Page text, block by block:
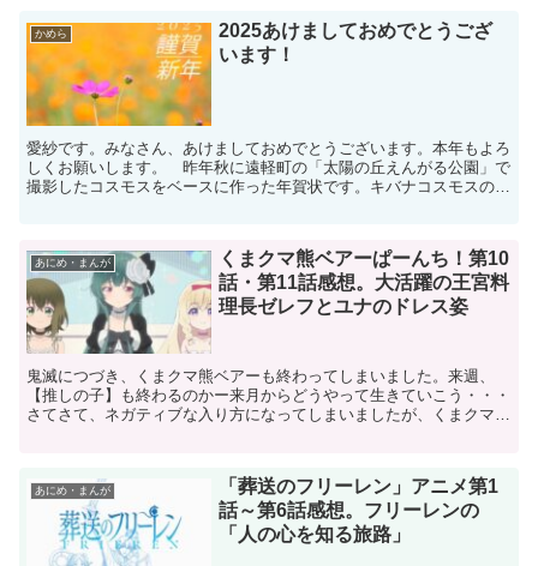
かめら
2025あけましておめでとうござ
います！
愛紗です。みなさん、あけましておめでとうございます。本年もよろ
しくお願いします。 昨年秋に遠軽町の「太陽の丘えんがる公園」で
撮影したコスモスをベースに作った年賀状です。キバナコスモスの畑
あにめ・まんが
くまクマ熊ベアーぱーんち！第10
話・第11話感想。大活躍の王宮料
理長ゼレフとユナのドレス姿
鬼滅につづき、くまクマ熊ベアーも終わってしまいました。来週、
【推しの子】も終わるのかー来月からどうやって生きていこう・・・
さてさて、ネガティブな入り方になってしまいましたが、くまクマ熊
あにめ・まんが
「葬送のフリーレン」アニメ第1
話～第6話感想。フリーレンの
「人の心を知る旅路」